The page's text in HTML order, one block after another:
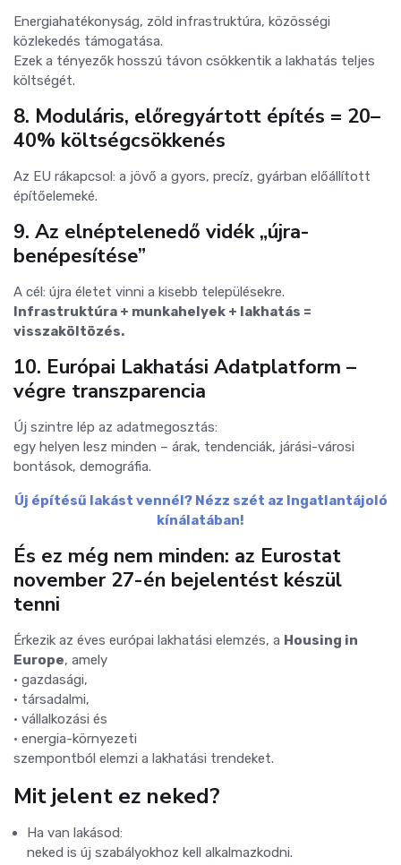
Energiahatékonyság, zöld infrastruktúra, közösségi
közlekedés támogatása.
Ezek a tényezők hosszú távon csökkentik a lakhatás teljes
költségét.
8. Moduláris, előregyártott építés = 20–
40% költségcsökkenés
Az EU rákapcsol: a jövő a gyors, precíz, gyárban előállított
építőelemeké.
9. Az elnéptelenedő vidék „újra-
benépesítése”
A cél: újra életet vinni a kisebb településekre.
Infrastruktúra + munkahelyek + lakhatás =
visszaköltözés.
10. Európai Lakhatási Adatplatform –
végre transzparencia
Új szintre lép az adatmegosztás:
egy helyen lesz minden – árak, tendenciák, járási-városi
bontások, demográfia.
Új építésű lakást vennél? Nézz szét az Ingatlantájoló
kínálatában!
És ez még nem minden: az Eurostat
november 27-én bejelentést készül
tenni
Érkezik az éves európai lakhatási elemzés, a Housing in
Europe, amely
• gazdasági,
• társadalmi,
• vállalkozási és
• energia-környezeti
szempontból elemzi a lakhatási trendeket.
Mit jelent ez neked?
Ha van lakásod:
neked is új szabályokhoz kell alkalmazkodni.